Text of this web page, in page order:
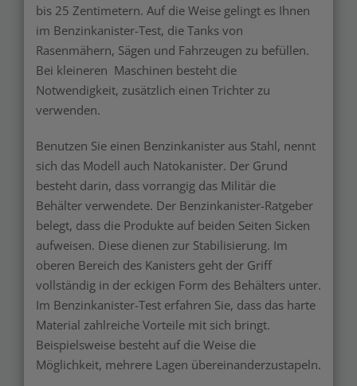
bis 25 Zentimetern. Auf die Weise gelingt es Ihnen
im Benzinkanister-Test, die Tanks von
Rasenmähern, Sägen und Fahrzeugen zu befüllen.
Bei kleineren Maschinen besteht die
Notwendigkeit, zusätzlich einen Trichter zu
verwenden.
Benutzen Sie einen Benzinkanister aus Stahl, nennt
sich das Modell auch Natokanister. Der Grund
besteht darin, dass vorrangig das Militär die
Behälter verwendete. Der Benzinkanister-Ratgeber
belegt, dass die Produkte auf beiden Seiten Sicken
aufweisen. Diese dienen zur Stabilisierung. Im
oberen Bereich des Kanisters geht der Griff
vollständig in der eckigen Form des Behälters unter.
Im Benzinkanister-Test erfahren Sie, dass das harte
Material zahlreiche Vorteile mit sich bringt.
Beispielsweise besteht auf die Weise die
Möglichkeit, mehrere Lagen übereinanderzustapeln.